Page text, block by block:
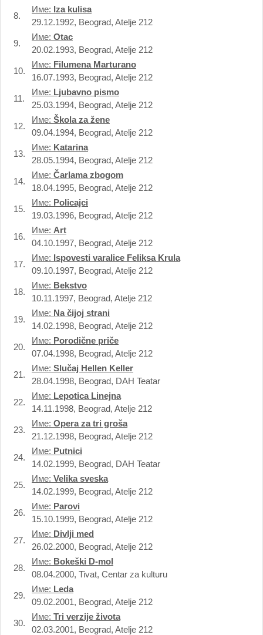
8.
Име: Iza kulisa
29.12.1992, Beograd, Atelje 212
9.
Име: Otac
20.02.1993, Beograd, Atelje 212
10.
Име: Filumena Marturano
16.07.1993, Beograd, Atelje 212
11.
Име: Ljubavno pismo
25.03.1994, Beograd, Atelje 212
12.
Име: Škola za žene
09.04.1994, Beograd, Atelje 212
13.
Име: Katarina
28.05.1994, Beograd, Atelje 212
14.
Име: Čarlama zbogom
18.04.1995, Beograd, Atelje 212
15.
Име: Policajci
19.03.1996, Beograd, Atelje 212
16.
Име: Art
04.10.1997, Beograd, Atelje 212
17.
Име: Ispovesti varalice Feliksa Krula
09.10.1997, Beograd, Atelje 212
18.
Име: Bekstvo
10.11.1997, Beograd, Atelje 212
19.
Име: Na čijoj strani
14.02.1998, Beograd, Atelje 212
20.
Име: Porodične priče
07.04.1998, Beograd, Atelje 212
21.
Име: Slučaj Hellen Keller
28.04.1998, Beograd, DAH Teatar
22.
Име: Lepotica Linejna
14.11.1998, Beograd, Atelje 212
23.
Име: Opera za tri groša
21.12.1998, Beograd, Atelje 212
24.
Име: Putnici
14.02.1999, Beograd, DAH Teatar
25.
Име: Velika sveska
14.02.1999, Beograd, Atelje 212
26.
Име: Parovi
15.10.1999, Beograd, Atelje 212
27.
Име: Divlji med
26.02.2000, Beograd, Atelje 212
28.
Име: Bokeški D-mol
08.04.2000, Tivat, Centar za kulturu
29.
Име: Leda
09.02.2001, Beograd, Atelje 212
30.
Име: Tri verzije života
02.03.2001, Beograd, Atelje 212